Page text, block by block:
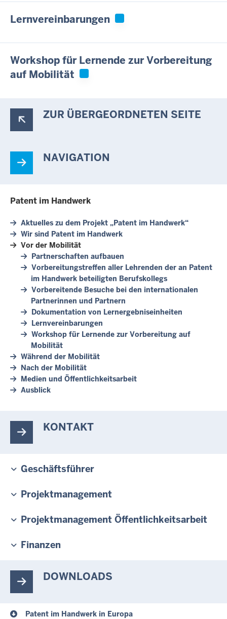
Lernvereinbarungen
Workshop für Lernende zur Vorbereitung
auf Mobilität
ZUR ÜBERGEORDNETEN SEITE
NAVIGATION
Patent im Handwerk
Aktuelles zu dem Projekt „Patent im Handwerk“
Wir sind Patent im Handwerk
Vor der Mobilität
Partnerschaften aufbauen
Vorbereitungstreffen aller Lehrenden der an Patent
im Handwerk beteiligten Berufskollegs
Vorbereitende Besuche bei den internationalen
Partnerinnen und Partnern
Dokumentation von Lernergebniseinheiten
Lernvereinbarungen
Workshop für Lernende zur Vorbereitung auf
Mobilität
Während der Mobilität
Nach der Mobilität
Medien und Öffentlichkeitsarbeit
Ausblick
KONTAKT
Geschäftsführer
Projektmanagement
Projektmanagement Öffentlichkeitsarbeit
Finanzen
DOWNLOADS
Patent im Handwerk in Europa